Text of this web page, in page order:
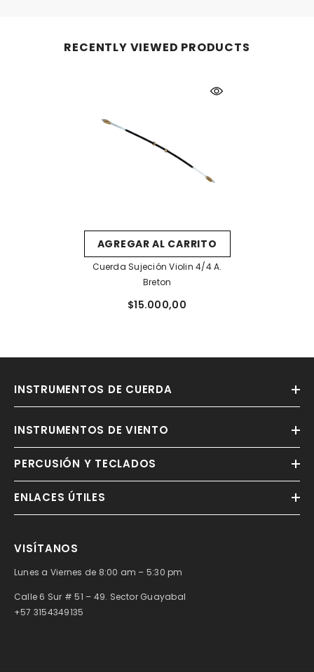
RECENTLY VIEWED PRODUCTS
AGREGAR AL CARRITO
Cuerda Sujeción Violin 4/4 A.
Breton
$15.000,00
INSTRUMENTOS DE CUERDA
INSTRUMENTOS DE VIENTO
PERCUSIÓN Y TECLADOS
ENLACES ÚTILES
VISÍTANOS
Lunes a Viernes de 8:00 am – 5:30 pm
Calle 6 Sur # 51 – 49. Sector Guayabal
+57 3154349135